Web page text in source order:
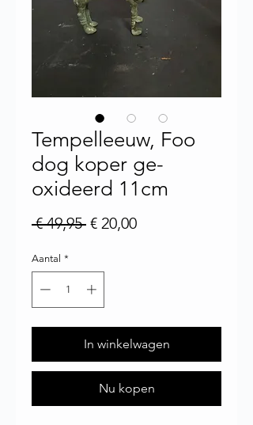
Tempelleeuw, Foo
dog koper ge-
oxideerd 11cm
€ 49,95 Normale prijs
€ 20,00Verkoopprijs
Aantal *
In winkelwagen
Nu kopen